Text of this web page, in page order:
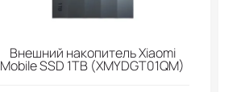
Внешний накопитель Xiaomi
Mobile SSD 1TB (XMYDGT01QM)